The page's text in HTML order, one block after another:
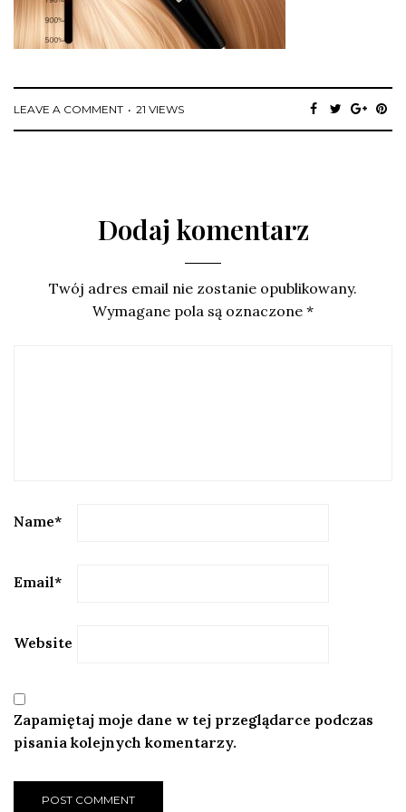
LEAVE A COMMENT 21 VIEWS
Dodaj komentarz
Twój adres email nie zostanie opublikowany.
Wymagane pola są oznaczone *
Name*
Email*
Website
Zapamiętaj moje dane w tej przeglądarce podczas
pisania kolejnych komentarzy.